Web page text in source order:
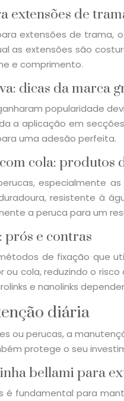
extensões de
extensões de trama,
as extensões são
e comprimento.
dicas da marca
popularidade
a aplicação em
uma adesão perfeita.
cola: produtos
especialmente
resistente à
a peruca para um
prós e contras
de fixação que
cola, reduzindo o
e nanolinks
diária
ou perucas, a
protege o seu
bellami para
é fundamental para